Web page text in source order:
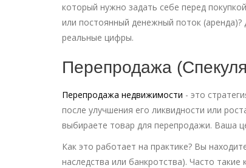
который нужно задать себе перед
или постоянный денежный поток
реальные цифры.
Перепродажа
Перепродажа недвижимости - это
после улучшения его ликвидности или
выбираете товар для перепродажи. Ваша
Как это работает на практике? Вы
наследства или банкротства). Часто